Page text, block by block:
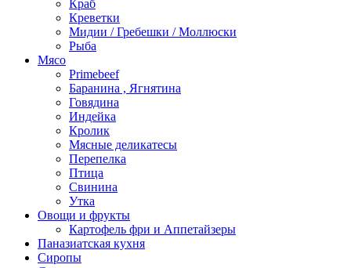
Краб
Креветки
Мидии / Гребешки / Моллюски
Рыба
Мясо
Primebeef
Баранина , Ягнятина
Говядина
Индейка
Кролик
Мясные деликатесы
Перепелка
Птица
Свинина
Утка
Овощи и фрукты
Картофель фри и Аппетайзеры
Паназиатская кухня​
Сиропы